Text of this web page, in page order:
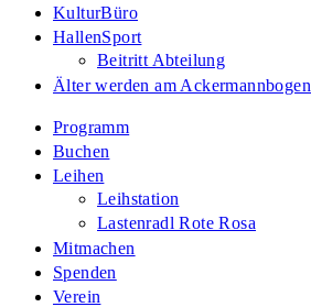
KulturBüro
HallenSport
Beitritt Abteilung
Älter werden am Ackermannbogen
Programm
Buchen
Leihen
Leihstation
Lastenradl Rote Rosa
Mitmachen
Spenden
Verein